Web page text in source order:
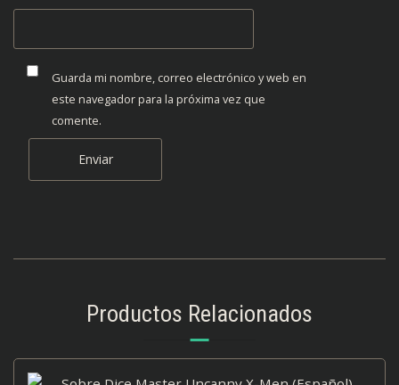
Guarda mi nombre, correo electrónico y web en
este navegador para la próxima vez que
comente.
Productos Relacionados